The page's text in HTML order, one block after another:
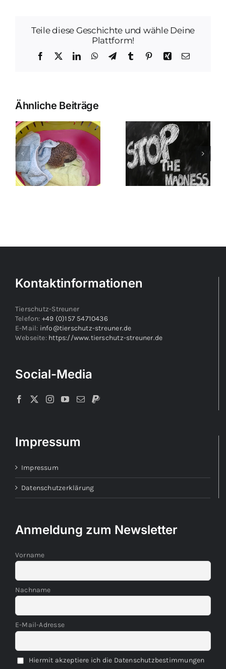
Teile diese Geschichte und wähle Deine
Plattform!
Facebook LinkedInWhatsApp
TelegramTumblr PinterestXing E-
Ähnliche Beiträge
Kontaktinformationen
Tierschutz-Streuner
Telefon: +49 (0)157 54710436
E-Mail: info@tierschutz-streuner.de
Webseite: https://www.tierschutz-streuner.de
Social-Media
Impressum
Impressum
Datenschutzerklärung
Anmeldung zum Newsletter
Vorname
Nachname
E-Mail-Adresse
Hiermit akzeptiere ich die Datenschutzbestimmungen